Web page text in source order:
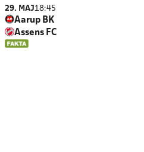
29. MAJ18:45
Aarup BK
Assens FC